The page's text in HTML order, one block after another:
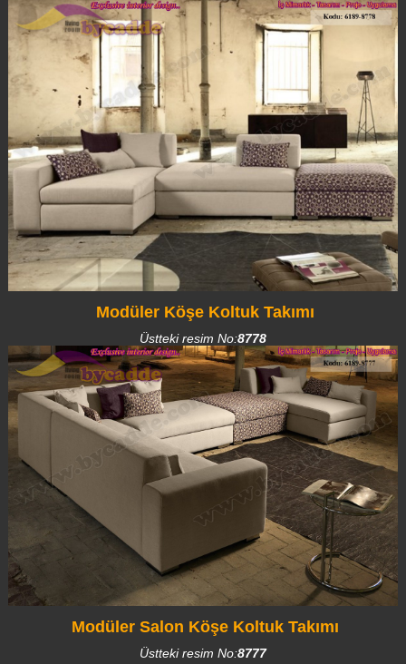
Modüler Köşe Koltuk Takımı
Üstteki resim No:8778
Modüler Salon Köşe Koltuk Takımı
Üstteki resim No:8777